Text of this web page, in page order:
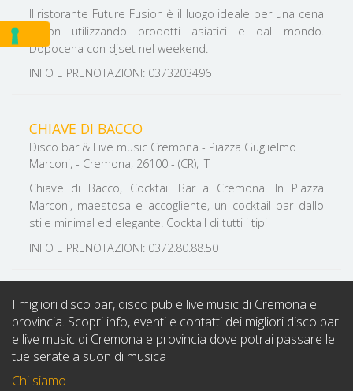
Il ristorante Future Fusion è il luogo ideale per una cena
fusion utilizzando prodotti asiatici e dal mondo.
Dopocena con djset nel weekend.
INFO E PRENOTAZIONI: 0373203496
CHIAVE DI BACCO
Disco bar & Live music Cremona - Piazza Guglielmo
Marconi, - Cremona, 26100 - (CR), IT
Chiave di Bacco, Cocktail Bar a Cremona. In Piazza
Marconi, maestosa e accogliente, un cocktail bar dallo
stile minimal ed elegante. Cocktail di tutti i tipi
INFO E PRENOTAZIONI: 0372.80.88.50
I migliori disco bar, disco pub e live music di Cremona e
provincia. Scopri info, eventi e contatti dei migliori disco bar
e live music di Cremona e provincia dove potrai passare le
tue serate a suon di musica
Chi siamo